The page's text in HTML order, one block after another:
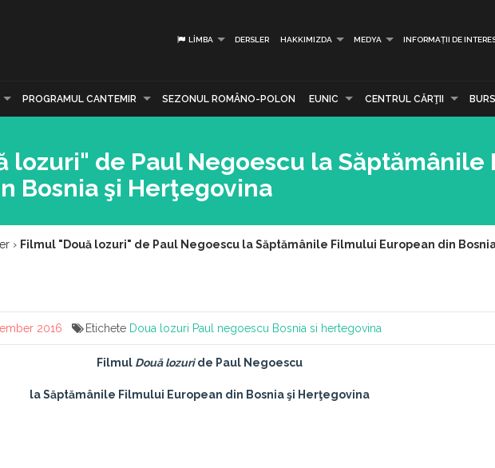
LIMBA DERSLER HAKKIMIZDA MEDYA INFORMAȚII DE
PROGRAMUL CANTEMIR SEZONUL ROMÂNO-POLON EUNIC CENTRUL CĂRŢII
lozuri" de Paul Negoescu la Săptămânile
Bosnia şi Herţegovina
› Filmul "Două lozuri" de Paul Negoescu la Săptămânile Filmului European din
2016 Etichete Doua lozuri Paul negoescu Bosnia si hertegovina
Filmul Două lozuride Paul Negoescu
la Săptămânile Filmului European din Bosnia şi Herţegovina